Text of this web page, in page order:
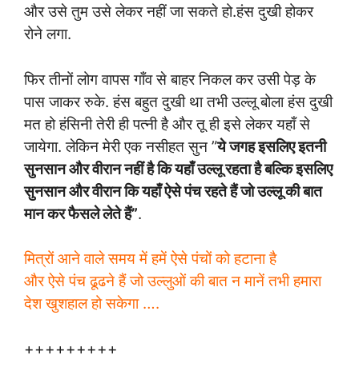
और उसे तुम उसे लेकर नहीं जा सकते हो.हंस दुखी होकर
रोने लगा.
फिर तीनों लोग वापस गाँव से बाहर निकल कर उसी पेड़ के
पास जाकर रुके. हंस बहुत दुखी था तभी उल्लू बोला हंस दुखी
मत हो हंसिनी तेरी ही पत्नी है और तू ही इसे लेकर यहाँ से
जायेगा. लेकिन मेरी एक नसीहत सुन ”ये जगह इसलिए इतनी
सुनसान और वीरान नहीं है कि यहाँ उल्लू रहता है बल्कि इसलिए
सुनसान और वीरान कि यहाँ ऐसे पंच रहते हैं जो उल्लू की बात
मान कर फैसले लेते हैं”.
मित्रों आने वाले समय में हमें ऐसे पंचों को हटाना है
और ऐसे पंच ढूढने हैं जो उल्लुओं की बात न मानें तभी हमारा
देश खुशहाल हो सकेगा ….
+++++++++